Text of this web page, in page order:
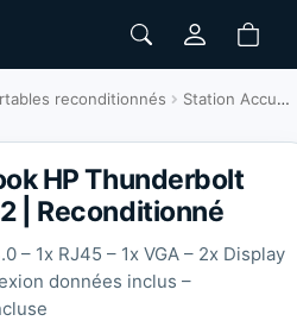
reconditionnés Station Accueil
HP Thunderbolt
| Reconditionné
– 1x RJ45 – 1x VGA – 2x Display
données inclus –